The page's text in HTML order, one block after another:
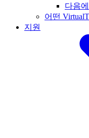
다음
어떤
지원